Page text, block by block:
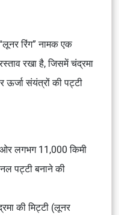
रिंग” नामक एक
रखा है, जिसमें चंद्रमा
संयंत्रों की पट्टी
ओर लगभग 11,000 किमी
पट्टी बनाने की
की मिट्टी (लूनर